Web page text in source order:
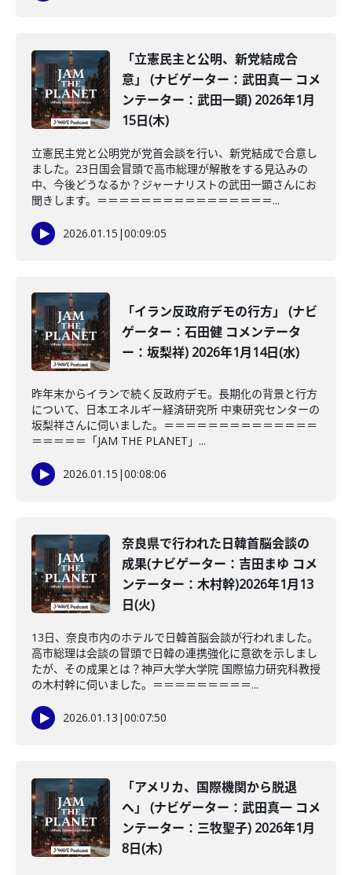
「立憲民主と公明、新党結成合
意」 (ナビゲーター：武田真一 コメ
ンテーター：武田一顕) 2026年1月
15日(木)
立憲民主党と公明党が党首会談を行い、新党結成で合意し
ました。23日国会冒頭で高市総理が解散をする見込みの
中、今後どうなるか？ジャーナリストの武田一顕さんにお
聞きします。＝＝＝＝＝＝＝＝＝＝＝＝＝＝＝＝...
2026.01.15 |00:09:05
「イラン反政府デモの行方」 (ナビ
ゲーター：石田健 コメンテータ
ー：坂梨祥) 2026年1月14日(水)
昨年末からイランで続く反政府デモ。長期化の背景と行方
について、日本エネルギー経済研究所 中東研究センターの
坂梨祥さんに伺いました。＝＝＝＝＝＝＝＝＝＝＝＝＝＝
＝＝＝＝＝「JAM THE PLANET」...
2026.01.15 |00:08:06
奈良県で行われた日韓首脳会談の
成果(ナビゲーター：吉田まゆ コメ
ンテーター：木村幹)2026年1月13
日(火)
13日、奈良市内のホテルで日韓首脳会談が行われました。
高市総理は会談の冒頭で日韓の連携強化に意欲を示しまし
たが、その成果とは？神戸大学大学院 国際協力研究科教授
の木村幹に伺いました。＝＝＝＝＝＝＝＝＝...
2026.01.13 |00:07:50
「アメリカ、国際機関から脱退
へ」 (ナビゲーター：武田真一 コメ
ンテーター：三牧聖子) 2026年1月
8日(木)